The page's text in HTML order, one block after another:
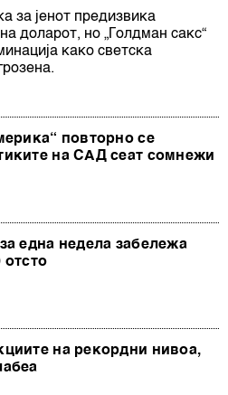
за јенот предизвика
доларот, но „Голдман сакс“
како светска
повторно се
на САД сеат сомнежи
една недела забележа
отсто
на рекордни нивоа,